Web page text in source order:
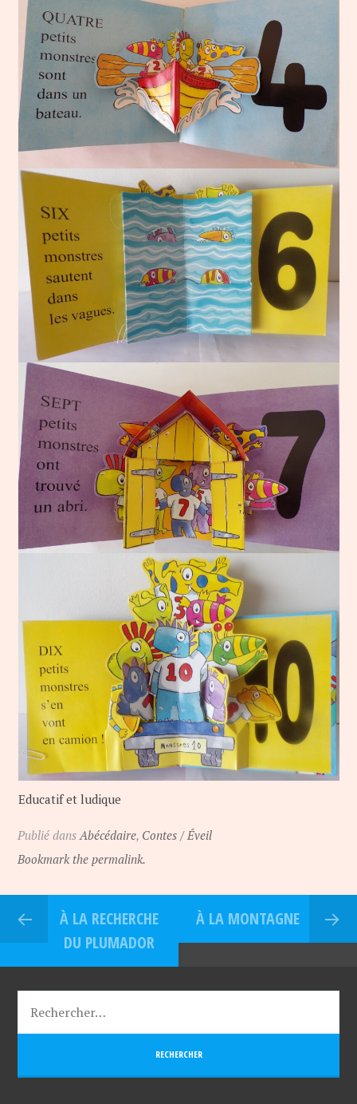
Educatif et ludique
Publié dans Abécédaire, Contes / Éveil
Bookmark the permalink.
À LA RECHERCHE
DU PLUMADOR
À LA MONTAGNE